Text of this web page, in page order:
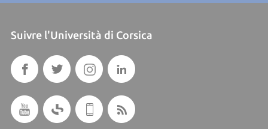
Suivre l'Università di Corsica